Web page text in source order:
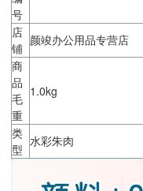
号
店
铺
颜竣办公用品专营店
商
品
毛
重
1.0kg
类
型
水彩朱肉